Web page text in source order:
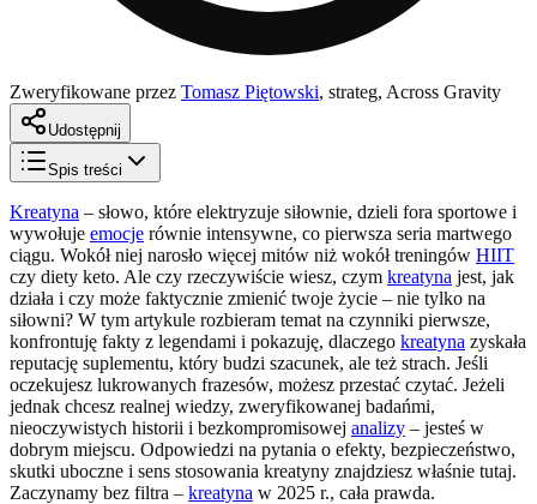
Zweryfikowane przez Tomasz Piętowski, strateg, Across Gravity
Udostępnij
Spis treści
Kreatyna – słowo, które elektryzuje siłownie, dzieli fora sportowe i
wywołuje emocje równie intensywne, co pierwsza seria martwego
ciągu. Wokół niej narosło więcej mitów niż wokół treningów HIIT
czy diety keto. Ale czy rzeczywiście wiesz, czym kreatyna jest, jak
działa i czy może faktycznie zmienić twoje życie – nie tylko na
siłowni? W tym artykule rozbieram temat na czynniki pierwsze,
konfrontuję fakty z legendami i pokazuję, dlaczego kreatyna zyskała
reputację suplementu, który budzi szacunek, ale też strach. Jeśli
oczekujesz lukrowanych frazesów, możesz przestać czytać. Jeżeli
jednak chcesz realnej wiedzy, zweryfikowanej badańmi,
nieoczywistych historii i bezkompromisowej analizy – jesteś w
dobrym miejscu. Odpowiedzi na pytania o efekty, bezpieczeństwo,
skutki uboczne i sens stosowania kreatyny znajdziesz właśnie tutaj.
Zaczynamy bez filtra – kreatyna w 2025 r., cała prawda.